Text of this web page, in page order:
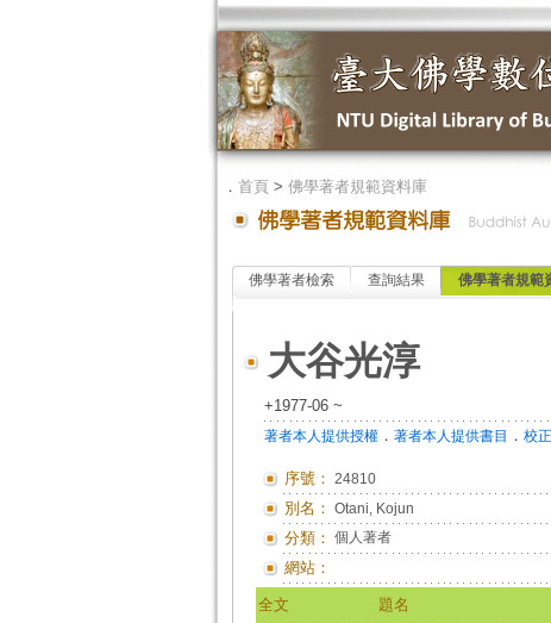
． 首頁> 佛學著者規範資料庫
佛學著者檢索 查詢結果 佛學著者規範
大谷光淳
+1977-06 ~
著者本人提供授權． 著者本人提供書目 ． 校
序號： 24810
別名： Otani, Kojun
分類： 個人著者
網站：
全文 題名